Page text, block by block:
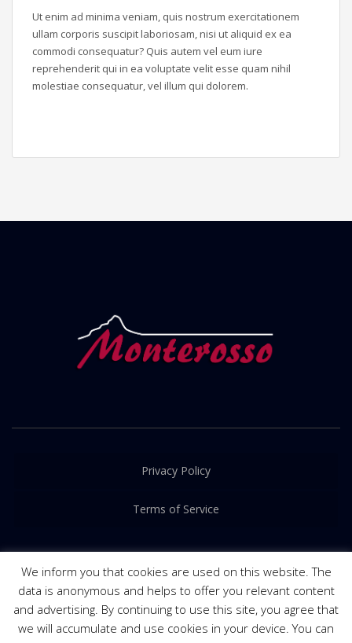
Ut enim ad minima veniam, quis nostrum exercitationem
ullam corporis suscipit laboriosam, nisi ut aliquid ex ea
commodi consequatur? Quis autem vel eum iure
reprehenderit qui in ea voluptate velit esse quam nihil
molestiae consequatur, vel illum qui dolorem.
Privacy Policy
Terms of Service
© 2016-2022. Released byPRIME Creative
We inform you that cookies are used on this website. The
data is anonymous and helps to offer you relevant content
and advertising. By continuing to use this site, you agree that
we will accumulate and use cookies in your device. You can